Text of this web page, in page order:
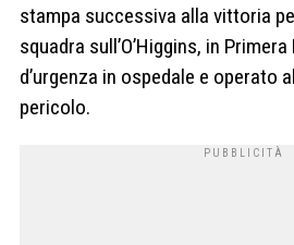
stampa successiva alla vittoria
squadra sull’O’Higgins, in
d’urgenza in ospedale e operato
pericolo.